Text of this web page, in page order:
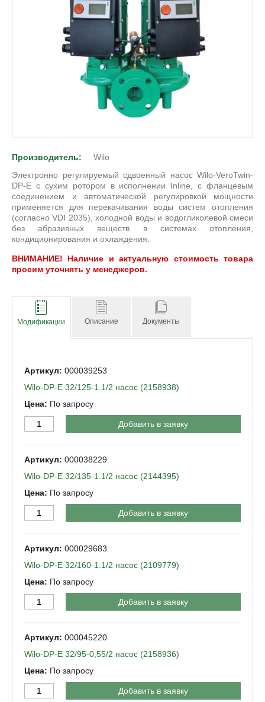
Производитель:
Wilo
Электронно регулируемый сдвоенный насос Wilo-VeroTwin-
DP-E с сухим ротором в исполнении Inline, с фланцевым
соединением и автоматической регулировкой мощности
применяется для перекачивания воды систем отопления
(согласно VDI 2035), холодной воды и водогликолевой смеси
без абразивных веществ в системах отопления,
кондиционирования и охлаждения.
ВНИМАНИЕ! Наличие и актуальную стоимость товара
просим уточнять у менеджеров.
Модификации Описание Документы
000039253
Wilo-DP-Е 32/125-1.1/2 насос (2158938)
По запросу
Добавить в заявку
000038229
Wilo-DP-Е 32/135-1.1/2 насос (2144395)
По запросу
Добавить в заявку
000029683
Wilo-DP-Е 32/160-1.1/2 насос (2109779)
По запросу
Добавить в заявку
000045220
Wilo-DP-Е 32/95-0,55/2 насос (2158936)
По запросу
Добавить в заявку